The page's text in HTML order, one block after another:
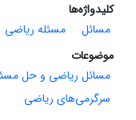
کلیدواژه‌ها
مسائل
مسئله ریاضی
موضوعات
مسائل ریاضی و حل
سرگرمی‌های ریاضی